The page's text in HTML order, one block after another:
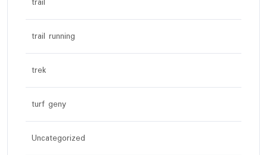
trail running
trek
turf geny
Uncategorized